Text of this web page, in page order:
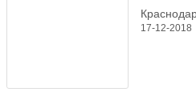
17-12-2018